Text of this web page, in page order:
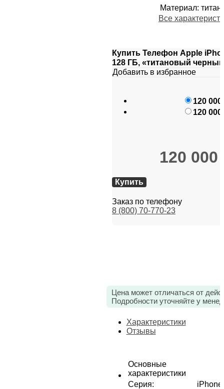
Материал: титан
Все
Купить Телефон Apple
128 ГБ, «титановый
Добавить в избранное
120 000
120 000
120 000
Купить
Заказ по телефону
8 (800) 70-770-23
Цена может отличаться от
Подробности уточняйте у
Характеристики
Отзывы
Основные
характеристики
Серия: